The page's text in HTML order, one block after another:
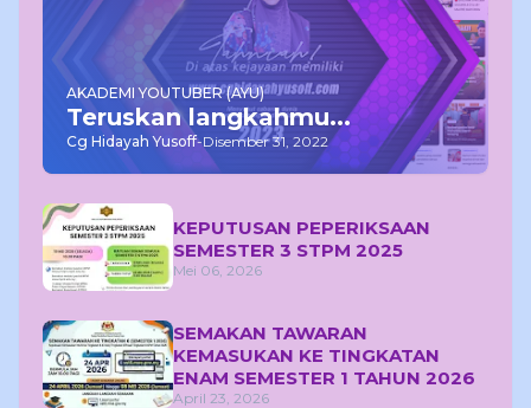
AKADEMI YOUTUBER (AYU)
Teruskan langkahmu...
Cg Hidayah Yusoff-Disember 31, 2022
KEPUTUSAN PEPERIKSAAN
SEMESTER 3 STPM 2025
Mei 06, 2026
SEMAKAN TAWARAN
KEMASUKAN KE TINGKATAN
ENAM SEMESTER 1 TAHUN 2026
April 23, 2026